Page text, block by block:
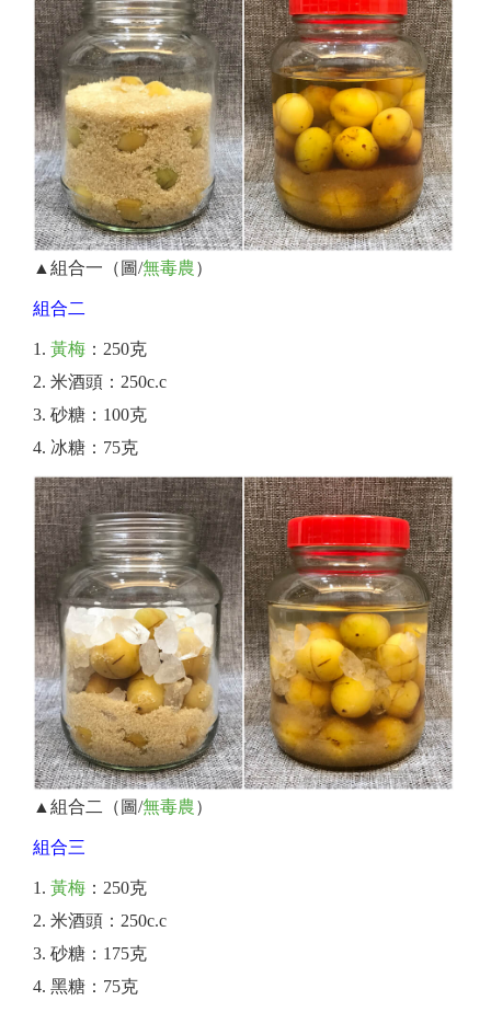
▲組合一（圖/無毒農）
組合二
黃梅 ：250克
米酒頭：250c.c
砂糖：100克
冰糖：75克
▲組合二（圖/無毒農）
組合三
黃梅 ：250克
米酒頭：250c.c
砂糖：175克
黑糖：75克